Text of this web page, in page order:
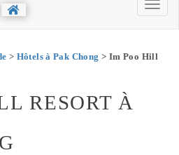
> Hôtels à Pak Chong > Im Poo Hill
RESORT À